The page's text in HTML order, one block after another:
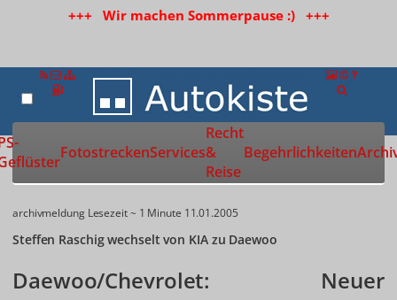
+++ Wir machen Sommerpause :) +++
Zur Startseite
FotostreckenServices
Recht
&
Reise
Begehrlichkeiten
archivmeldung Lesezeit ~ 1 Minute 11.01.2005
Steffen Raschig wechselt von KIA zu Daewoo
Daewoo/Chevrolet: Neuer